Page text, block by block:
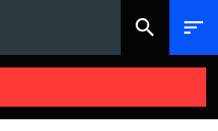
search sort